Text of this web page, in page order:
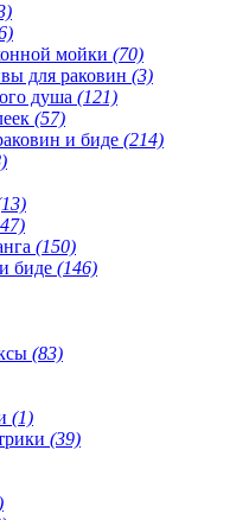
мойки (70)
для раковин (3)
душа (121)
(57)
и биде (214)
(150)
биде (146)
(83)
(1)
(39)